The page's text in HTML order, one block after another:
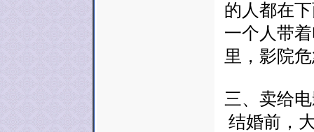
的人都在
一个人带
里，影院
三、卖给
结婚前，